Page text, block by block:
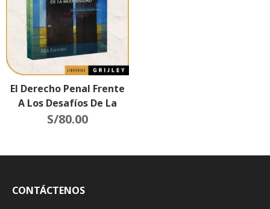
El Derecho Penal Frente
A Los Desafíos De La
Modernidad
S/80.00
CONTÁCTENOS